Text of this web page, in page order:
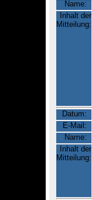
Name:
Inhalt der
Mitteilung:
Datum:
E-Mail:
Name:
Inhalt der
Mitteilung: